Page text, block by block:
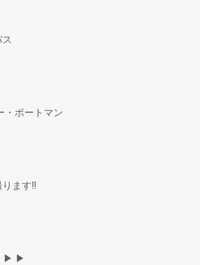
・ポートマン
ます‼︎
▶︎ ▶︎